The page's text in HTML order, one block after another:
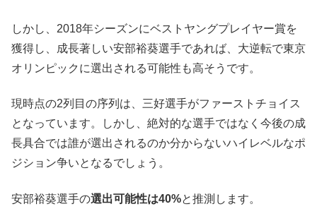
しかし、2018年シーズンにベストヤングプレイヤー賞を
獲得し、成長著しい安部裕葵選手であれば、大逆転で東京
オリンピックに選出される可能性も高そうです。
現時点の2列目の序列は、三好選手がファーストチョイス
となっています。しかし、絶対的な選手ではなく今後の成
長具合では誰が選出されるのか分からないハイレベルなポ
ジション争いとなるでしょう。
安部裕葵選手の選出可能性は40%と推測します。